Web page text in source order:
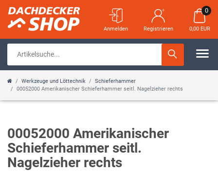
Anmelden Registrieren
0
0,00 EUR
Werkzeuge und Löttechnik
Schieferhammer
00052000 Amerikanischer Schieferhammer seitl. Nagelzieher rechts
00052000 Amerikanischer
Schieferhammer seitl.
Nagelzieher rechts